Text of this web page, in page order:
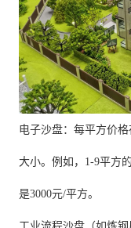
电子沙盘：每平方价
大小。例如，1-9平方
是3000元/平方。